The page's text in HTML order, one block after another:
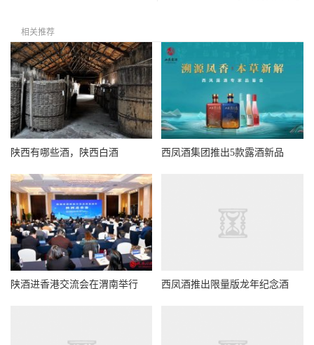
相关推荐
陕西有哪些酒，陕西白酒 西凤酒集团推出5款露酒新品
陕酒进香港交流会在渭南举行 西凤酒推出限量版龙年纪念酒